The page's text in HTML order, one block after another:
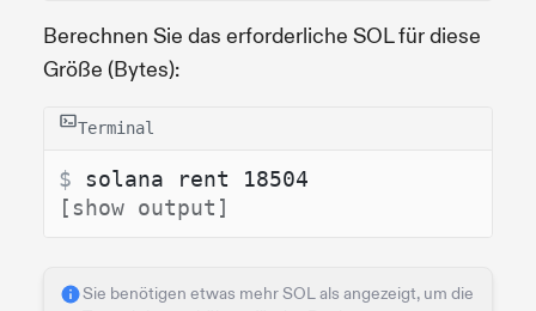
Berechnen Sie das erforderliche SOL für diese
Größe (Bytes):
Terminal
$ solana rent 18504
[show output]
Sie benötigen etwas mehr SOL als angezeigt, um die